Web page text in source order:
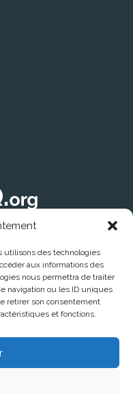
utilisons des technologies
aux informations des
nous permettra de traiter
navigation ou les ID uniques
retirer son consentement
et fonctions.